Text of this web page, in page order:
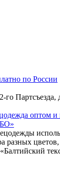
по России
го
оптом и
разных